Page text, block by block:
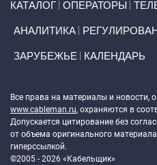
КАТАЛОГ ОПЕРАТОРЫ
АНАЛИТИКА
ЗАРУБЕЖЬЕ КАЛЕНДАРЬ
Все права на материалы и новости,
www.cableman.ru, охраняются в
Допускается цитирование без
от объема оригинального
гиперссылкой.
©2005 - 2026 «Кабельщик»